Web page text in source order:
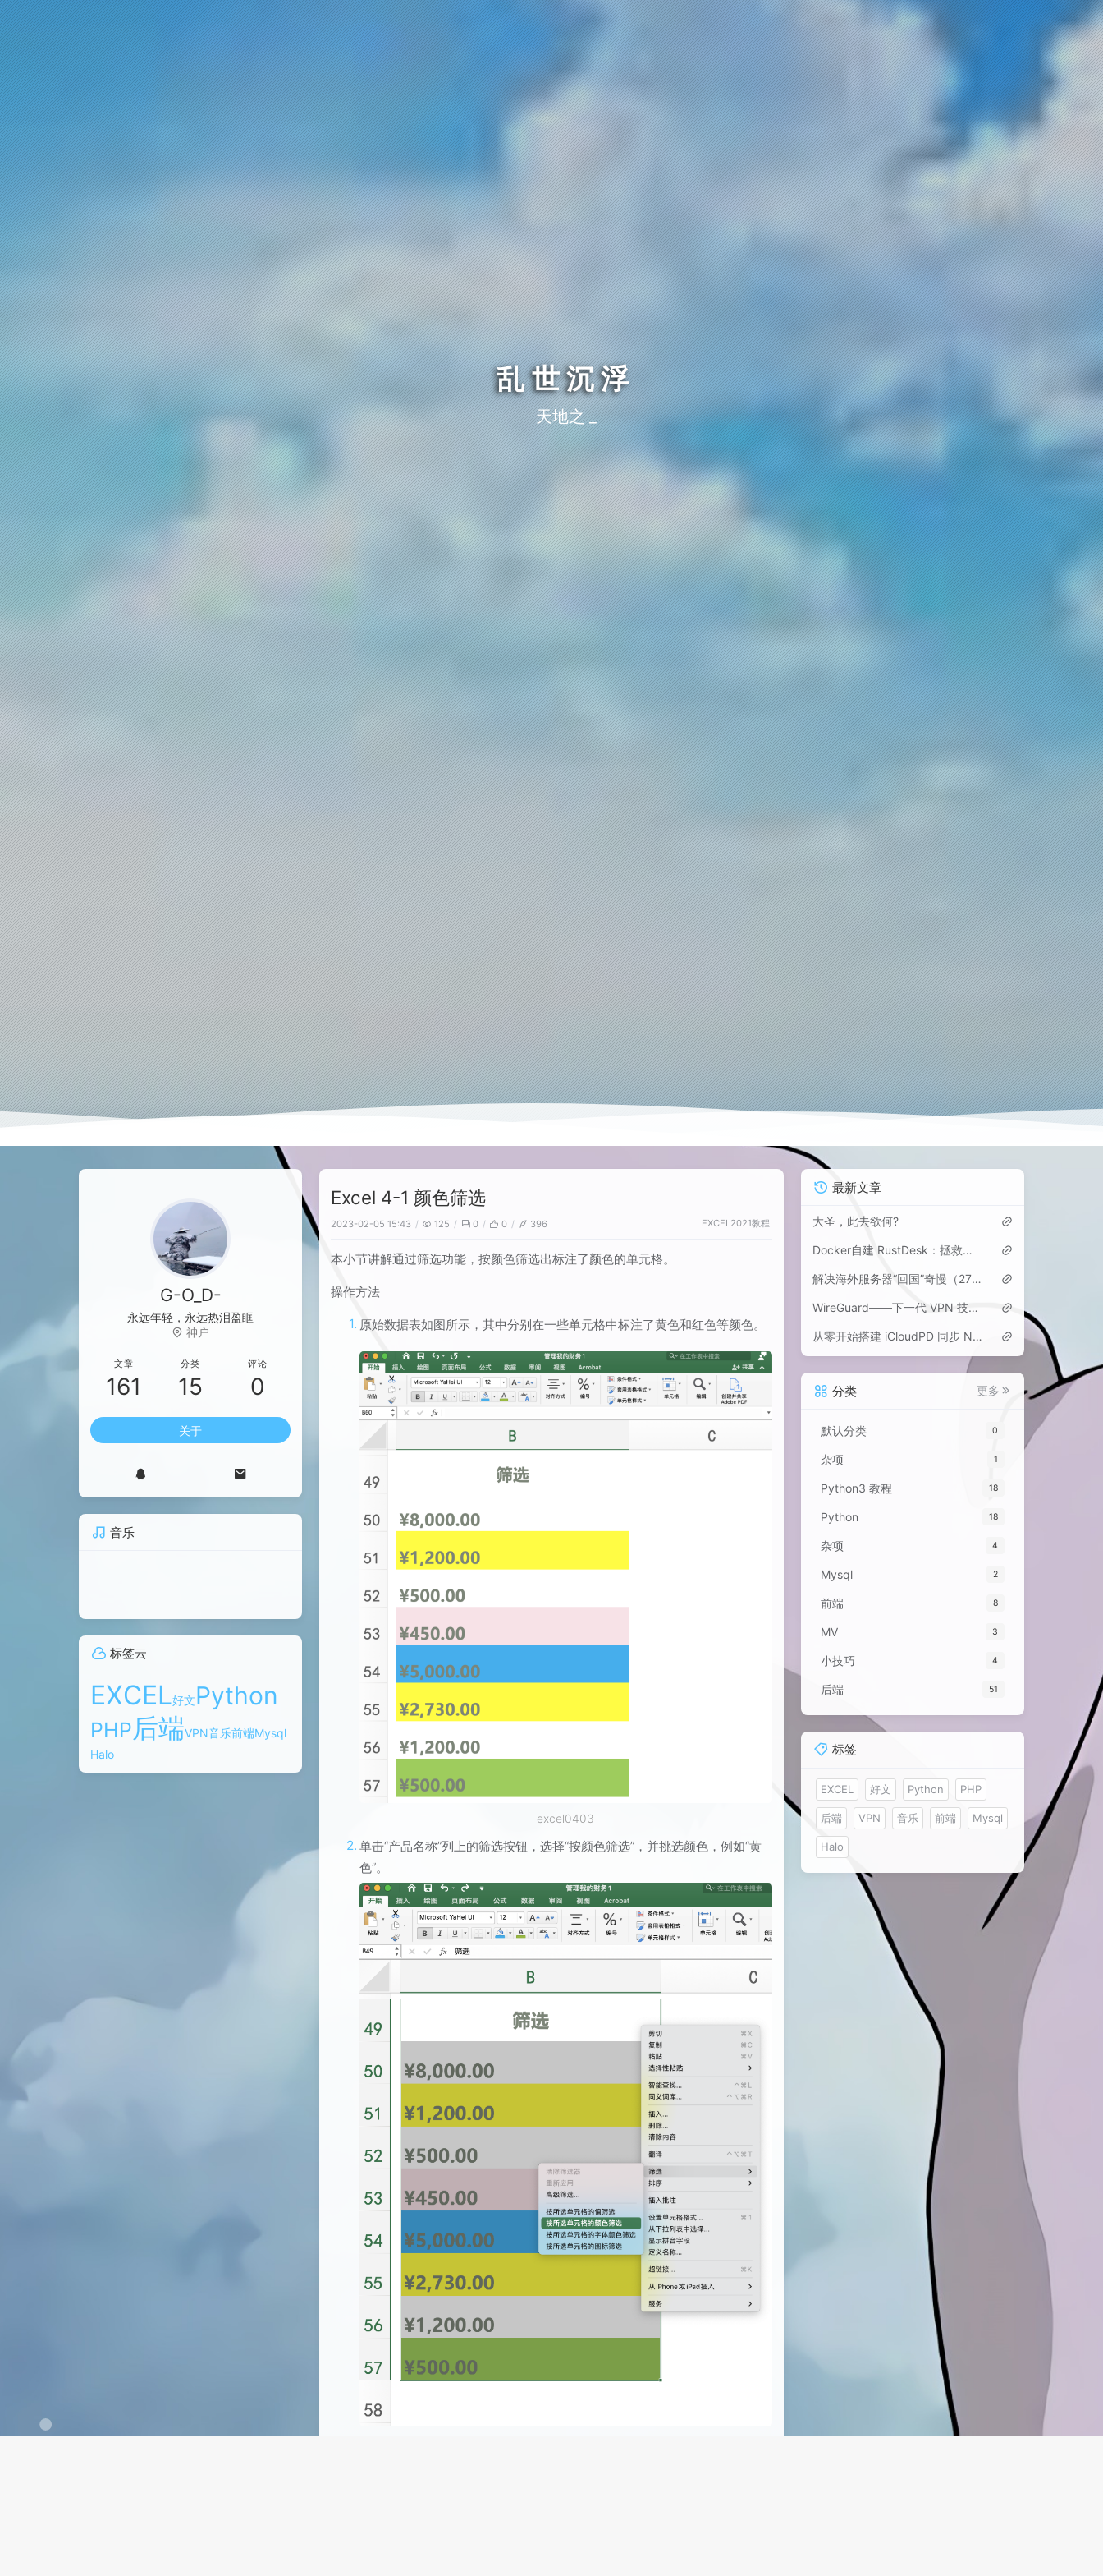
乱世沉浮
天地之
Excel 4-1 颜色筛选
2023-02-05 15:43 125 0 0 396 EXCEL2021教程
本小节讲解通过筛选功能，按颜色筛选出标注了颜色的单元格。
操作方法
原始数据表如图所示，其中分别在一些单元格中标注了黄色和红色等颜色。
excel0403
单击“产品名称”列上的筛选按钮，选择“按颜色筛选”，并挑选颜色，例如“黄
色”。
G-O_D-
永远年轻，永远热泪盈眶
神户
文章
161
分类
15
评论
0
关于
音乐
标签云
EXCEL好文Python
PHP后端VPN音乐前端Mysql
Halo
最新文章
大圣，此去欲何?
Docker自建 RustDesk：拯救海外党，告别Mac VNC卡顿与向日葵等“跨境收费”
解决海外服务器“回国”奇慢（27kbps）的终极方案：Hysteria 2 + 1Panel 多用户部署
WireGuard——下一代 VPN 技术的轻盈革命
从零开始搭建 iCloudPD 同步 Nextcloud 的私有云解决方案
分类 更多
默认分类 0
杂项 1
Python3 教程 18
Python 18
杂项 4
Mysql 2
前端 8
MV 3
小技巧 4
后端 51
标签
EXCEL 好文 Python PHP
后端 VPN 音乐 前端 Mysql
Halo